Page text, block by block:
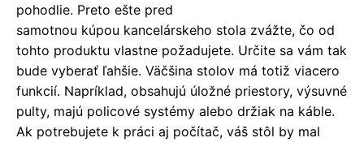
pohodlie. Preto ešte pred
samotnou kúpou kancelárskeho stola zvážte, čo od
tohto produktu vlastne požadujete. Určite sa vám tak
bude vyberať ľahšie. Väčšina stolov má totiž viacero
funkcií. Napríklad, obsahujú úložné priestory, výsuvné
pulty, majú policové systémy alebo držiak na káble.
Ak potrebujete k práci aj počítač, váš stôl by mal